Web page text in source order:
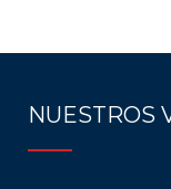
NUESTROS